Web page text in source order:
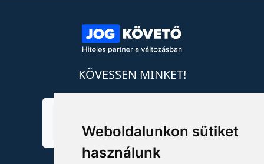
Weboldalunkon sütiket
használunk
KÖVESSEN MINKET!